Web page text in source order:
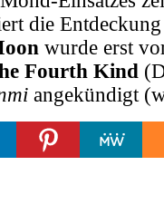
die
wurde erst
Fourth Kind
angekündigt